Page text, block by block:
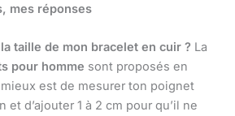
mes réponses
taille de mon bracelet en cuir ? La
pour homme sont proposés en
est de mesurer ton poignet
d’ajouter 1 à 2 cm pour qu’il ne